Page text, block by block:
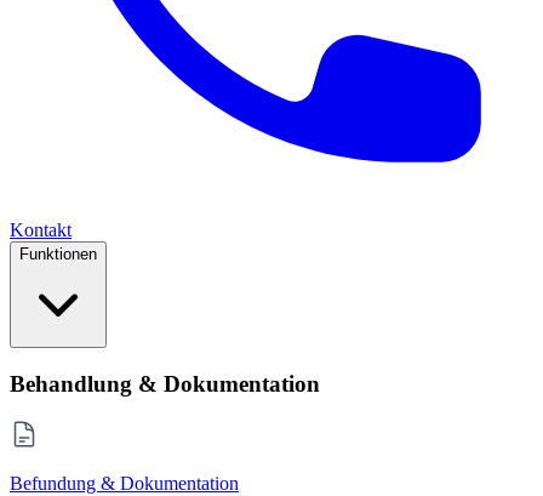
Kontakt
Funktionen
Behandlung & Dokumentation
Befundung & Dokumentation